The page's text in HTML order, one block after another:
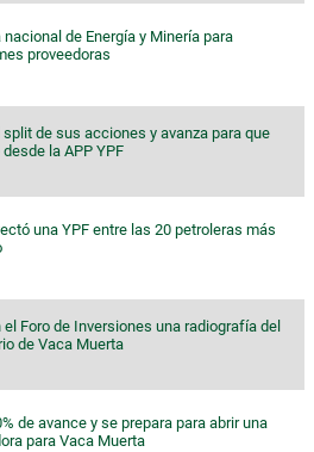
nacional de Energía y Minería para
proveedoras
de sus acciones y avanza para que
la APP YPF
una YPF entre las 20 petroleras más
Foro de Inversiones una radiografía del
de Vaca Muerta
de avance y se prepara para abrir una
para Vaca Muerta